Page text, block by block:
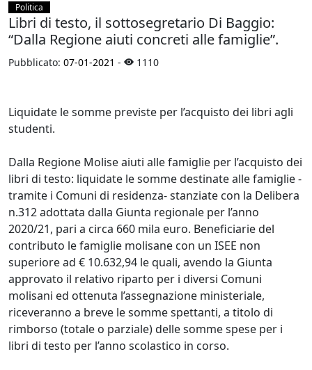
Politica
Libri di testo, il sottosegretario Di Baggio:
“Dalla Regione aiuti concreti alle famiglie”.
Pubblicato: 07-01-2021 - 1110
Liquidate le somme previste per l’acquisto dei libri agli
studenti.
Dalla Regione Molise aiuti alle famiglie per l’acquisto dei
libri di testo: liquidate le somme destinate alle famiglie -
tramite i Comuni di residenza- stanziate con la Delibera
n.312 adottata dalla Giunta regionale per l’anno
2020/21, pari a circa 660 mila euro. Beneficiarie del
contributo le famiglie molisane con un ISEE non
superiore ad € 10.632,94 le quali, avendo la Giunta
approvato il relativo riparto per i diversi Comuni
molisani ed ottenuta l’assegnazione ministeriale,
riceveranno a breve le somme spettanti, a titolo di
rimborso (totale o parziale) delle somme spese per i
libri di testo per l’anno scolastico in corso.